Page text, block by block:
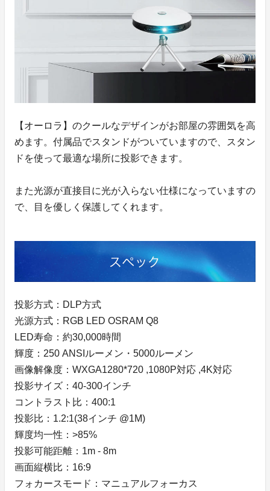
【オーロラ】のクールなデザインがお部屋の雰囲気を高
めます。付属品でスタンドがついていますので、スタン
ドを使って最適な場所に投影できます。
また光源が直接目に光が入らない仕様になっていますの
で、目を優しく保護してくれます。
投影方式：DLP方式
光源方式：RGB LED OSRAM Q8
LED寿命：約30,000時間
輝度：250 ANSIルーメン・5000ルーメン
画像解像度：WXGA1280*720 ,1080P対応 ,4K対応
投影サイズ：40-300インチ
コントラスト比：400:1
投影比：1.2:1(38インチ @1M)
輝度均一性：>85%
投影可能距離：1m - 8m
画面縦横比：16:9
フォカースモード：マニュアルフォーカス